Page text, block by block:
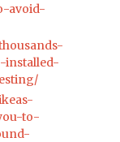
avoid-
installed-
to-